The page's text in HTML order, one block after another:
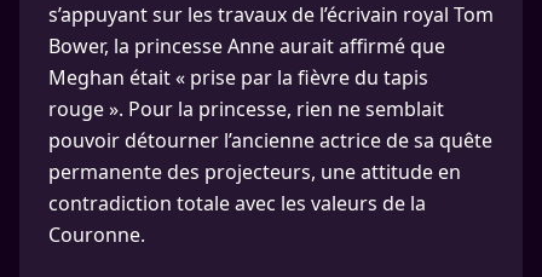
s’appuyant sur les travaux de l’écrivain royal Tom
Bower, la princesse Anne aurait affirmé que
Meghan était « prise par la fièvre du tapis
rouge ». Pour la princesse, rien ne semblait
pouvoir détourner l’ancienne actrice de sa quête
permanente des projecteurs, une attitude en
contradiction totale avec les valeurs de la
Couronne.